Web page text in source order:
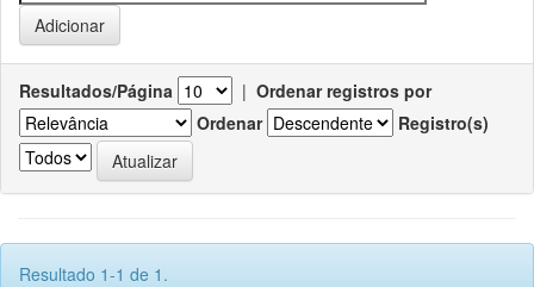
Resultados/Página | Ordenar registros por
Ordenar
Registro(s)
Resultado 1-1 de 1.